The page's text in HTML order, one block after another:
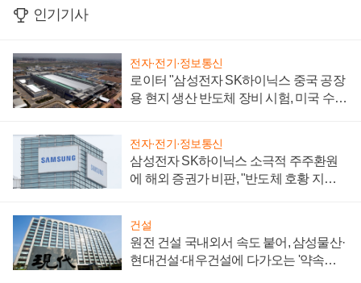
인기기사
전자·전기·정보통신
로이터 "삼성전자 SK하이닉스 중국 공장
용 현지 생산 반도체 장비 시험, 미국 수출
전자·전기·정보통신
삼성전자 SK하이닉스 소극적 주주환원
에 해외 증권가 비판, "반도체 호황 지속
건설
원전 건설 국내외서 속도 붙어, 삼성물산·
현대건설·대우건설에 다가오는 '약속의